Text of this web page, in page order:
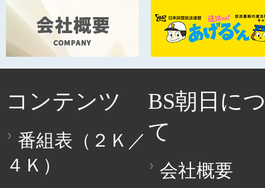
コンテンツ
番組表（２Ｋ／
４Ｋ）
BS朝日に
て
会社概要